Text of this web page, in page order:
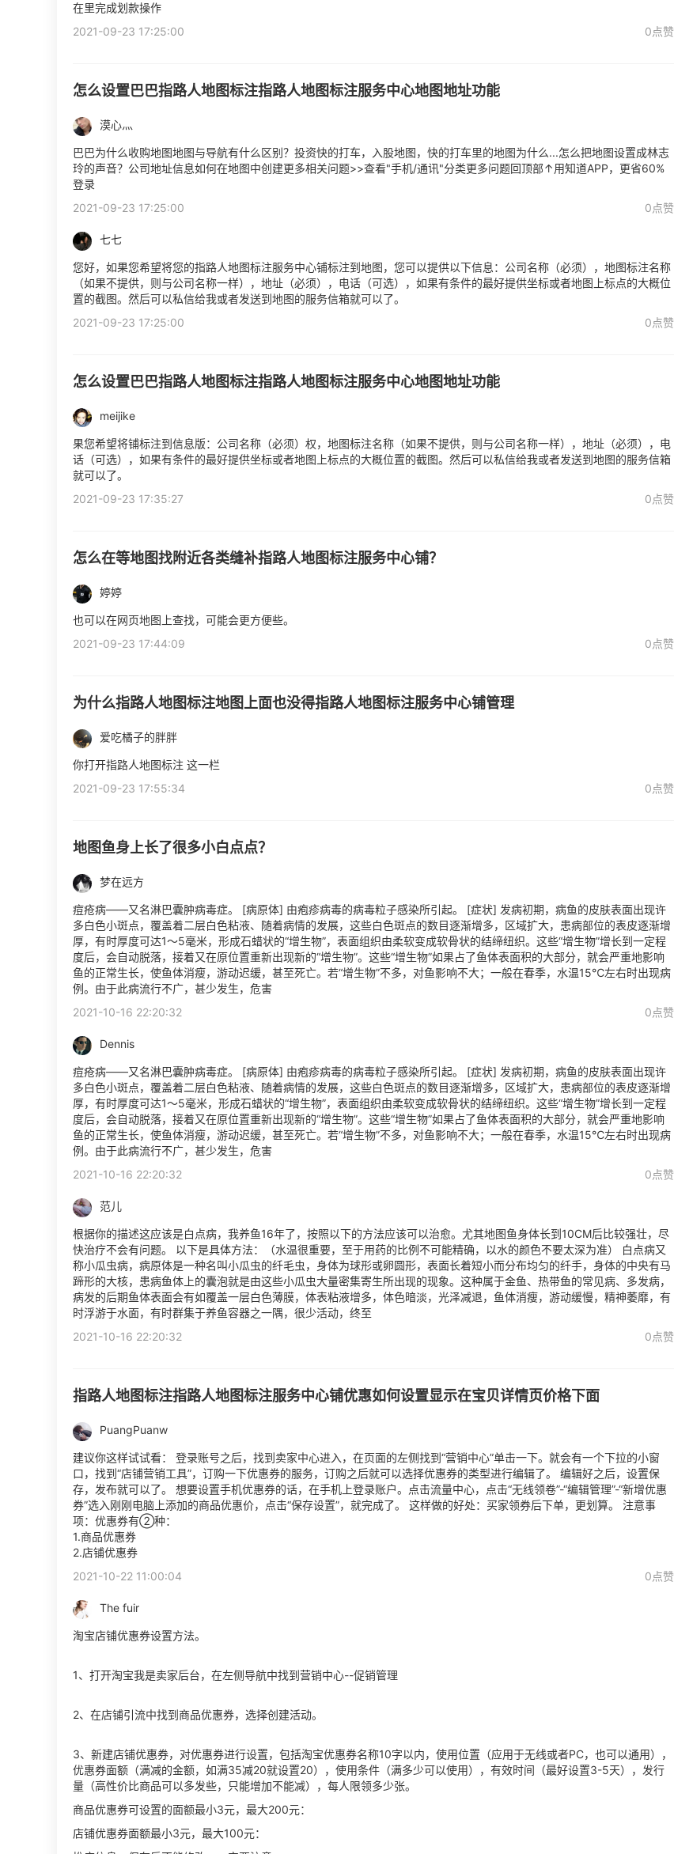
在里完成划款操作
2021-09-23 17:25:00
0点赞
怎么设置巴巴指路人地图标注指路人地图标注服务中心地图地址功能
漠心灬
巴巴为什么收购地图地图与导航有什么区别？投资快的打车，入股地图，快的打车里的地图为什么...怎么把地图设置成林志
玲的声音？公司地址信息如何在地图中创建更多相关问题>>查看"手机/通讯"分类更多问题回顶部↑用知道APP，更省60%
登录
2021-09-23 17:25:00
0点赞
七七
您好，如果您希望将您的指路人地图标注服务中心铺标注到地图，您可以提供以下信息：公司名称（必须），地图标注名称
（如果不提供，则与公司名称一样），地址（必须），电话（可选），如果有条件的最好提供坐标或者地图上标点的大概位
置的截图。然后可以私信给我或者发送到地图的服务信箱就可以了。
2021-09-23 17:25:00
0点赞
怎么设置巴巴指路人地图标注指路人地图标注服务中心地图地址功能
meijike
果您希望将铺标注到信息版：公司名称（必须）权，地图标注名称（如果不提供，则与公司名称一样），地址（必须），电
话（可选），如果有条件的最好提供坐标或者地图上标点的大概位置的截图。然后可以私信给我或者发送到地图的服务信箱
就可以了。
2021-09-23 17:35:27
0点赞
怎么在等地图找附近各类缝补指路人地图标注服务中心铺？
婷婷
也可以在网页地图上查找，可能会更方便些。
2021-09-23 17:44:09
0点赞
为什么指路人地图标注地图上面也没得指路人地图标注服务中心铺管理
爱吃橘子的胖胖
你打开指路人地图标注 这一栏
2021-09-23 17:55:34
0点赞
地图鱼身上长了很多小白点点？
梦在远方
痘疮病——又名淋巴囊肿病毒症。 [病原体] 由疱疹病毒的病毒粒子感染所引起。 [症状] 发病初期，病鱼的皮肤表面出现许
多白色小斑点，覆盖着二层白色粘液、随着病情的发展，这些白色斑点的数目逐渐增多，区域扩大，患病部位的表皮逐渐增
厚，有时厚度可达1～5毫米，形成石蜡状的“增生物”，表面组织由柔软变成软骨状的结缔纽织。这些“增生物”增长到一定程
度后，会自动脱落，接着又在原位置重新出现新的“增生物”。这些“增生物”如果占了鱼体表面积的大部分，就会严重地影响
鱼的正常生长，使鱼体消瘦，游动迟缓，甚至死亡。若“增生物”不多，对鱼影响不大；一般在春季，水温15℃左右时出现病
例。由于此病流行不广，甚少发生，危害
2021-10-16 22:20:32
0点赞
Dennis
痘疮病——又名淋巴囊肿病毒症。 [病原体] 由疱疹病毒的病毒粒子感染所引起。 [症状] 发病初期，病鱼的皮肤表面出现许
多白色小斑点，覆盖着二层白色粘液、随着病情的发展，这些白色斑点的数目逐渐增多，区域扩大，患病部位的表皮逐渐增
厚，有时厚度可达1～5毫米，形成石蜡状的“增生物”，表面组织由柔软变成软骨状的结缔纽织。这些“增生物”增长到一定程
度后，会自动脱落，接着又在原位置重新出现新的“增生物”。这些“增生物”如果占了鱼体表面积的大部分，就会严重地影响
鱼的正常生长，使鱼体消瘦，游动迟缓，甚至死亡。若“增生物”不多，对鱼影响不大；一般在春季，水温15℃左右时出现病
例。由于此病流行不广，甚少发生，危害
2021-10-16 22:20:32
0点赞
范儿
根据你的描述这应该是白点病，我养鱼16年了，按照以下的方法应该可以治愈。尤其地图鱼身体长到10CM后比较强壮，尽
快治疗不会有问题。 以下是具体方法：（水温很重要，至于用药的比例不可能精确，以水的颜色不要太深为准） 白点病又
称小瓜虫病，病原体是一种名叫小瓜虫的纤毛虫，身体为球形或卵圆形，表面长着短小而分布均匀的纤手，身体的中央有马
蹄形的大核，患病鱼体上的囊泡就是由这些小瓜虫大量密集寄生所出现的现象。这种属于金鱼、热带鱼的常见病、多发病，
病发的后期鱼体表面会有如覆盖一层白色薄膜，体表粘液增多，体色暗淡，光泽减退，鱼体消瘦，游动缓慢，精神萎靡，有
时浮游于水面，有时群集于养鱼容器之一隅，很少活动，终至
2021-10-16 22:20:32
0点赞
指路人地图标注指路人地图标注服务中心铺优惠如何设置显示在宝贝详情页价格下面
PuangPuanw
建议你这样试试看： 登录账号之后，找到卖家中心进入，在页面的左侧找到“营销中心”单击一下。就会有一个下拉的小窗
口，找到“店铺营销工具”，订购一下优惠券的服务，订购之后就可以选择优惠券的类型进行编辑了。 编辑好之后，设置保
存，发布就可以了。 想要设置手机优惠券的话，在手机上登录账户。点击流量中心，点击“无线领卷”-“编辑管理”-“新增优惠
券”选入刚刚电脑上添加的商品优惠价，点击“保存设置”，就完成了。 这样做的好处：买家领券后下单，更划算。 注意事
项：优惠券有②种：
1.商品优惠券
2.店铺优惠券
2021-10-22 11:00:04
0点赞
The fuir
淘宝店铺优惠券设置方法。
1、打开淘宝我是卖家后台，在左侧导航中找到营销中心--促销管理
2、在店铺引流中找到商品优惠券，选择创建活动。
3、新建店铺优惠券，对优惠券进行设置，包括淘宝优惠券名称10字以内，使用位置（应用于无线或者PC，也可以通用），
优惠券面额（满减的金额，如满35减20就设置20），使用条件（满多少可以使用），有效时间（最好设置3-5天），发行
量（高性价比商品可以多发些，只能增加不能减），每人限领多少张。
商品优惠券可设置的面额最小3元，最大200元：
店铺优惠券面额最小3元，最大100元：